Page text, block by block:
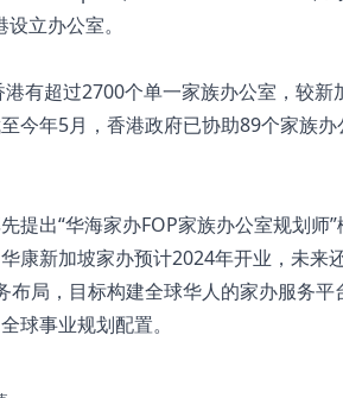
立办公室。
有超过2700个单一家族办公室，较
今年5月，香港政府已协助89个家族
提出“华海家办FOP家族办公室规划
康新加坡家办预计2024年开业，未来
布局，目标构建全球华人的家办服务
球事业规划配置。